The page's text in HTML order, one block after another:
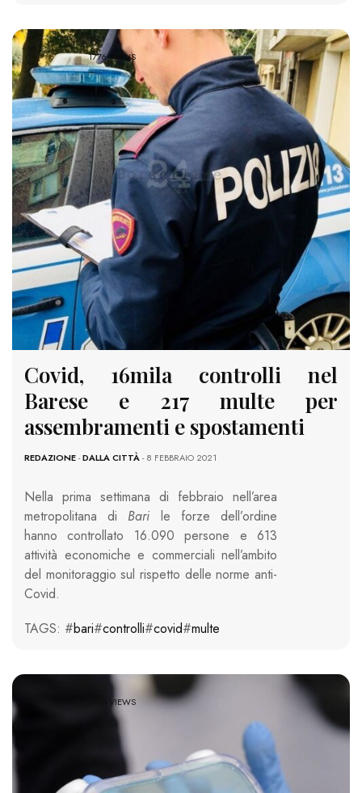
1776 VIEWS
Covid, 16mila controlli nel
Barese e 217 multe per
assembramenti e spostamenti
REDAZIONE-DALLA CITTÀ- 8 FEBBRAIO 2021
Nella prima settimana di febbraio nell’area
metropolitana di Bari le forze dell’ordine
hanno controllato 16.090 persone e 613
attività economiche e commerciali nell’ambito
del monitoraggio sul rispetto delle norme anti-
Covid.
TAGS: #bari#controlli#covid#multe
1470 VIEWS